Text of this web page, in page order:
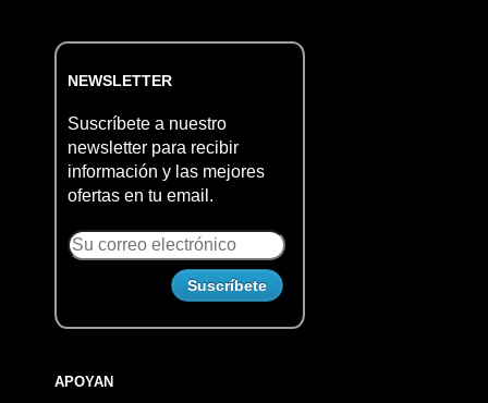
NEWSLETTER
Suscríbete a nuestro
newsletter para recibir
información y las mejores
ofertas en tu email.
APOYAN